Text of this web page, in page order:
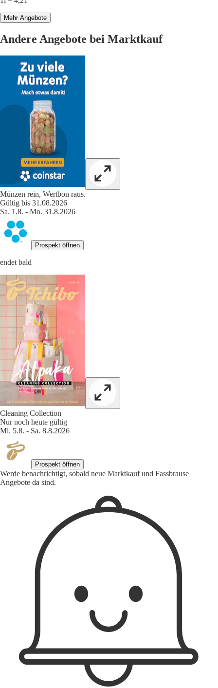
Mehr Angebote
Andere Angebote bei Marktkauf
Münzen rein, Wertbon raus.
Gültig bis 31.08.2026
Sa. 1.8. - Mo. 31.8.2026
Prospekt öffnen
endet bald
Cleaning Collection
Nur noch heute gültig
Mi. 5.8. - Sa. 8.8.2026
Prospekt öffnen
Werde benachrichtigt, sobald neue Marktkauf und Fassbrause
Angebote da sind.